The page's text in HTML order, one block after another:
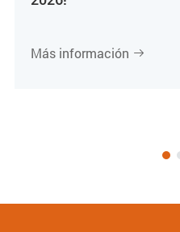
Más información 